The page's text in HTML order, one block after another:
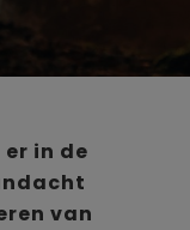
in de
van